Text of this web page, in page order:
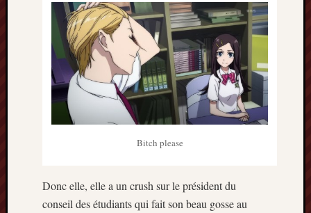
Bitch please
Donc elle, elle a un crush sur le président du
conseil des étudiants qui fait son beau gosse au